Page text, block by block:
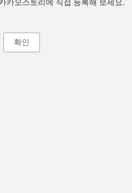
카오스토리에 직접 등록해 보세요.
확인